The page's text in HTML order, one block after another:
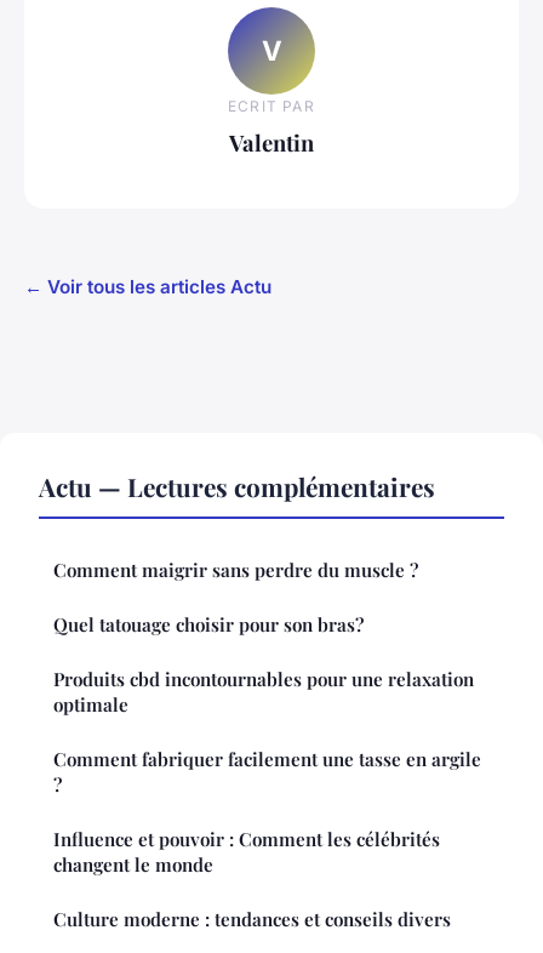
V
ECRIT PAR
Valentin
← Voir tous les articles Actu
Actu — Lectures complémentaires
Comment maigrir sans perdre du muscle ?
Quel tatouage choisir pour son bras?
Produits cbd incontournables pour une relaxation
optimale
Comment fabriquer facilement une tasse en argile
?
Influence et pouvoir : Comment les célébrités
changent le monde
Culture moderne : tendances et conseils divers